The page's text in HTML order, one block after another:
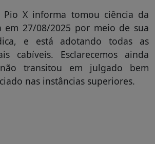
Pio X informa tomou ciência da
em 27/08/2025 por meio de sua
e está adotando todas as
cabíveis. Esclarecemos ainda
transitou em julgado bem
nas instâncias superiores.